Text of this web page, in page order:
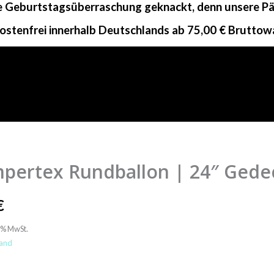
Geburtstagsüberraschung geknackt, denn unsere
innerhalb Deutschlands ab 75,00 €
Rundballon | 24″
MwSt.